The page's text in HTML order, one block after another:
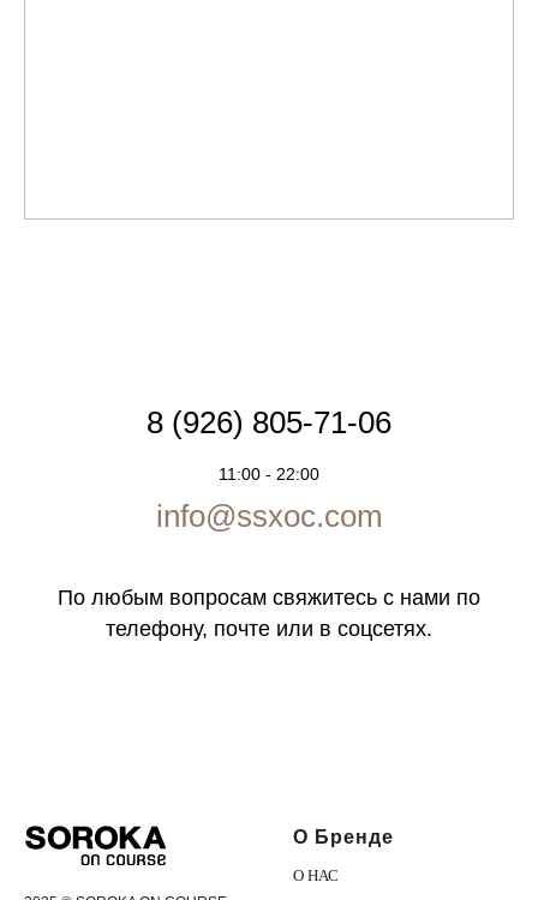
8 (926) 805-71-06
11:00 - 22:00
info@ssxoc.com
По любым вопросам свяжитесь с нами по
телефону, почте или в соцсетях.
О Бренде
О НАС